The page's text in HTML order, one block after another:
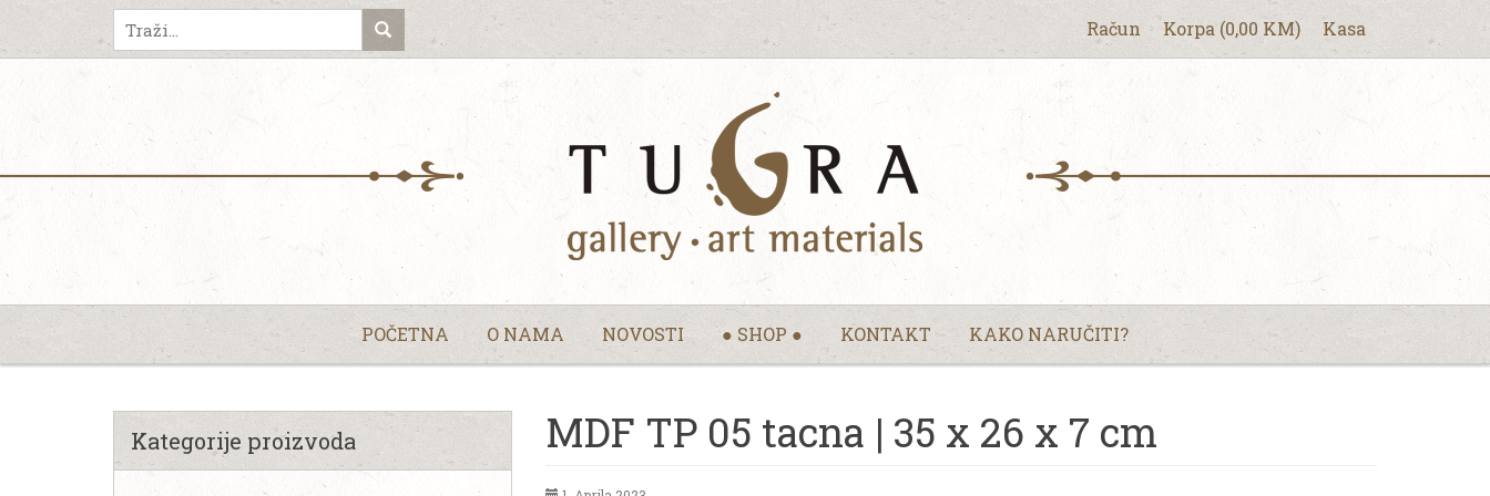
Račun Korpa (0,00 KM) Kasa
POČETNA O NAMA NOVOSTI ● SHOP ● KONTAKT KAKO NARUČITI?
MDF TP 05 tacna | 35 x 26 x 7 cm
Kategorije proizvoda